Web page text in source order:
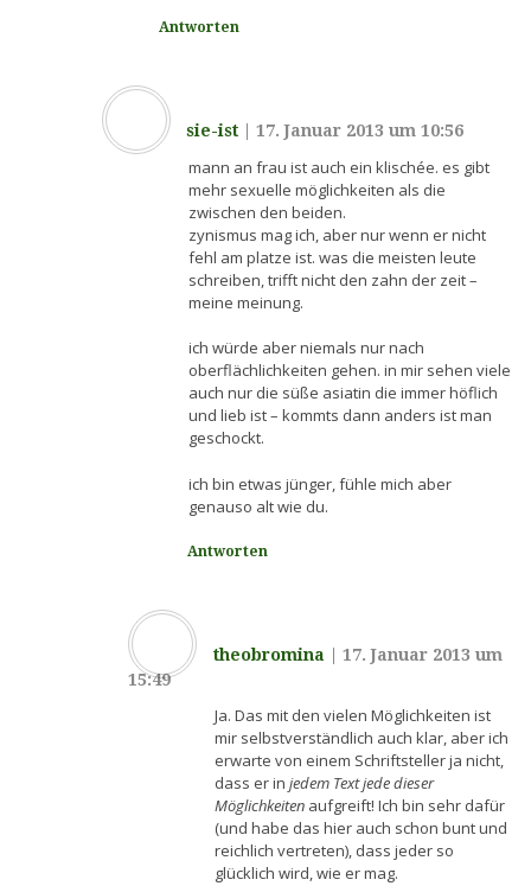
Antworten
sie-ist |17. Januar 2013 um 10:56
mann an frau ist auch ein klischée. es gibt
mehr sexuelle möglichkeiten als die
zwischen den beiden.
zynismus mag ich, aber nur wenn er nicht
fehl am platze ist. was die meisten leute
schreiben, trifft nicht den zahn der zeit –
meine meinung.
ich würde aber niemals nur nach
oberflächlichkeiten gehen. in mir sehen viele
auch nur die süße asiatin die immer höflich
und lieb ist – kommts dann anders ist man
geschockt.
ich bin etwas jünger, fühle mich aber
genauso alt wie du.
Antworten
theobromina
17. Januar 2013 um
15:49
Ja. Das mit den vielen Möglichkeiten ist
mir selbstverständlich auch klar, aber ich
erwarte von einem Schriftsteller ja nicht,
dass er injedem Text jede dieser
Möglichkeiten aufgreift! Ich bin sehr dafür
(und habe das hier auch schon bunt und
reichlich vertreten), dass jeder so
glücklich wird, wie er mag.